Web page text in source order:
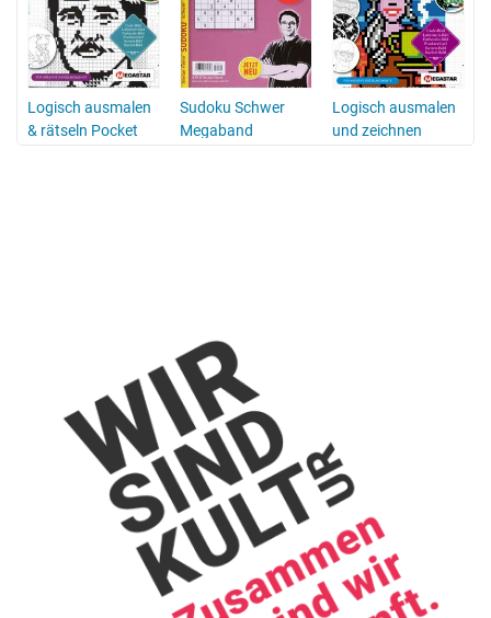
Logisch ausmalen
& rätseln Pocket
Sudoku Schwer
Megaband
Logisch ausmalen
und zeichnen